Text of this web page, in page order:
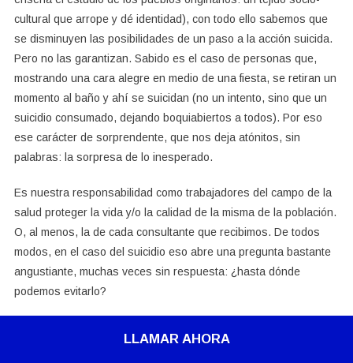
cultural que arrope y dé identidad), con todo ello sabemos que
se disminuyen las posibilidades de un paso a la acción suicida.
Pero no las garantizan. Sabido es el caso de personas que,
mostrando una cara alegre en medio de una fiesta, se retiran un
momento al baño y ahí se suicidan (no un intento, sino que un
suicidio consumado, dejando boquiabiertos a todos). Por eso
ese carácter de sorprendente, que nos deja atónitos, sin
palabras: la sorpresa de lo inesperado.
Es nuestra responsabilidad como trabajadores del campo de la
salud proteger la vida y/o la calidad de la misma de la población.
O, al menos, la de cada consultante que recibimos. De todos
modos, en el caso del suicidio eso abre una pregunta bastante
angustiante, muchas veces sin respuesta: ¿hasta dónde
podemos evitarlo?
despreocuparnos de un tema tan terrible como este. Sabemos
LLAMAR AHORA